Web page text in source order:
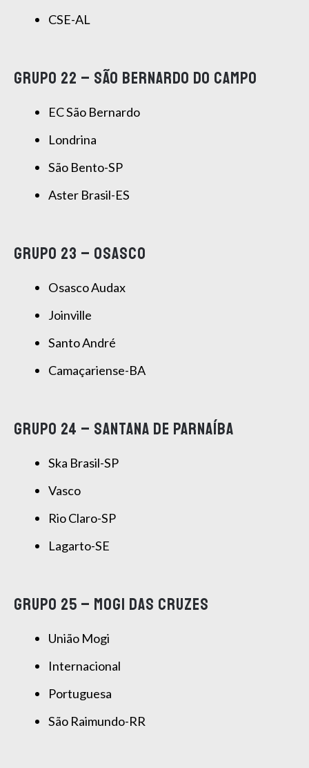
CSE-AL
GRUPO 22 – SÃO BERNARDO DO CAMPO
EC São Bernardo
Londrina
São Bento-SP
Aster Brasil-ES
GRUPO 23 – OSASCO
Osasco Audax
Joinville
Santo André
Camaçariense-BA
GRUPO 24 – SANTANA DE PARNAÍBA
Ska Brasil-SP
Vasco
Rio Claro-SP
Lagarto-SE
GRUPO 25 – MOGI DAS CRUZES
União Mogi
Internacional
Portuguesa
São Raimundo-RR